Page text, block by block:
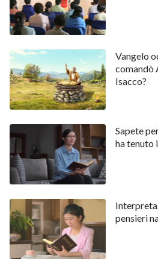
verso l’uomo non è immutabile,
con il trasformarsi
verso Dio: questa è la Sua indole
Riandando con la memoria a
giunse sulla terra per compiere
ricordiamo che Egli espresse
sapevano perfettamente che le
Signore Gesù avevano autorità
salvaguardare le proprie
sussistenza, incautamente
giudicarono e denigrarono il
bestemmiarono persino contro
che Egli aveva scacciato i
affidamento su Satana, e
Vangelo
comandò
Isacco?
Sapete
ha tenuto
pensieri